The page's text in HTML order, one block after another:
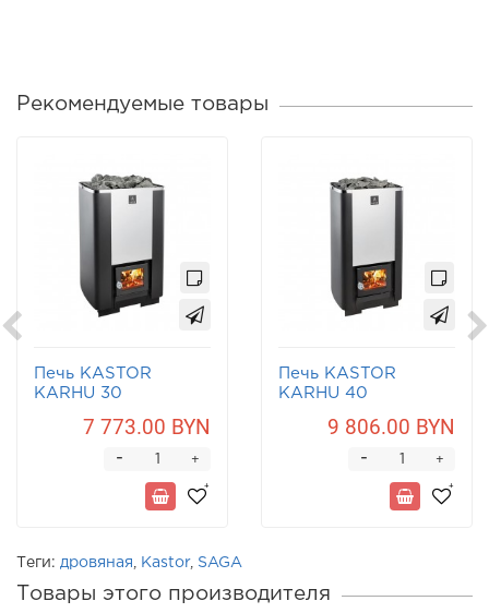
Рекомендуемые товары
Печь KASTOR
KARHU 30
7 773.00 BYN
+
-
Печь KASTOR
KARHU 40
9 806.00 BYN
+
-
Теги: дровяная Kastor, SAGA
Товары этого производителя